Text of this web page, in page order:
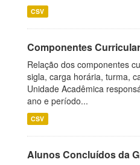
CSV
Componentes
Relação dos componentes
sigla, carga horária, turma,
Unidade Acadêmica
ano e período...
CSV
Alunos Concluídos da